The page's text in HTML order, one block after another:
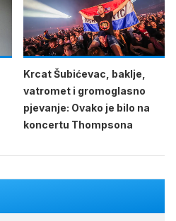
Krcat Šubićevac, baklje,
vatromet i gromoglasno
pjevanje: Ovako je bilo na
koncertu Thompsona